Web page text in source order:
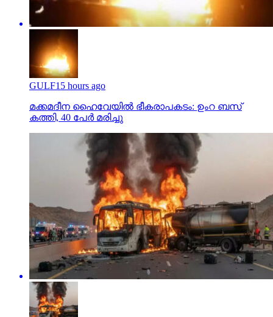
GULF15 hours ago
മക്കമദീന ഹൈവേയില്‍ ഭീകരാപകടം: ഉംറ ബസ്
കത്തി, 40 പേര്‍ മരിച്ചു